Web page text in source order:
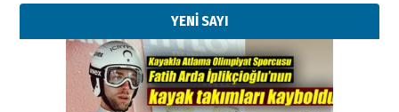
YENİ SAYI